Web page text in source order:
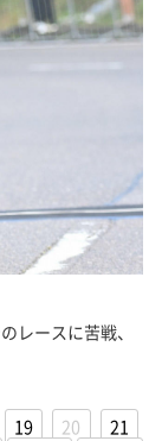
レースに苦戦、
19 20
21